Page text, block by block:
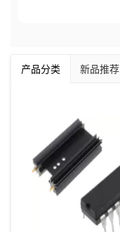
产品分类 新品推荐